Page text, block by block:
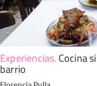
Experiencias. Cocina
barrio